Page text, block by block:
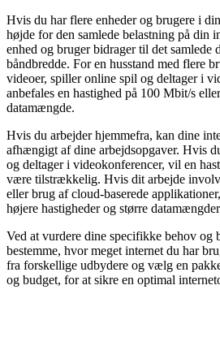
Hvis du har flere enheder og brugere i
højde for den samlede belastning på din
enhed og bruger bidrager til det
båndbredde. For en husstand med flere
videoer, spiller online spil og deltager i
anbefales en hastighed på 100 Mbit/s
datamængde.
Hvis du arbejder hjemmefra, kan dine
afhængigt af dine arbejdsopgaver. Hvis
og deltager i videokonferencer, vil en
være tilstrækkelig. Hvis dit arbejde
eller brug af cloud-baserede
højere hastigheder og større
Ved at vurdere dine specifikke behov og
bestemme, hvor meget internet du har
fra forskellige udbydere og vælg en
og budget, for at sikre en optimal